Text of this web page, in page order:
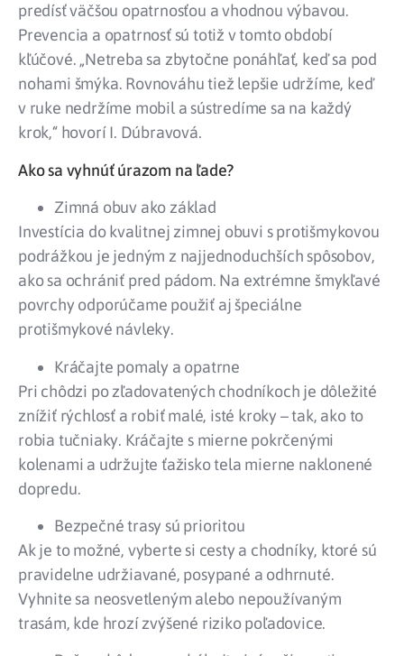
predísť väčšou opatrnosťou a vhodnou výbavou.
Prevencia a opatrnosť sú totiž v tomto období
kľúčové. „Netreba sa zbytočne ponáhľať, keď sa pod
nohami šmýka. Rovnováhu tiež lepšie udržíme, keď
v ruke nedržíme mobil a sústredíme sa na každý
krok,“ hovorí I. Dúbravová.
Ako sa vyhnúť úrazom na ľade?
Zimná obuv ako základ
Investícia do kvalitnej zimnej obuvi s protišmykovou
podrážkou je jedným z najjednoduchších spôsobov,
ako sa ochrániť pred pádom. Na extrémne šmykľavé
povrchy odporúčame použiť aj špeciálne
protišmykové návleky.
Kráčajte pomaly a opatrne
Pri chôdzi po zľadovatených chodníkoch je dôležité
znížiť rýchlosť a robiť malé, isté kroky – tak, ako to
robia tučniaky. Kráčajte s mierne pokrčenými
kolenami a udržujte ťažisko tela mierne naklonené
dopredu.
Bezpečné trasy sú prioritou
Ak je to možné, vyberte si cesty a chodníky, ktoré sú
pravidelne udržiavané, posypané a odhrnuté.
Vyhnite sa neosvetleným alebo nepoužívaným
trasám, kde hrozí zvýšené riziko poľadovice.